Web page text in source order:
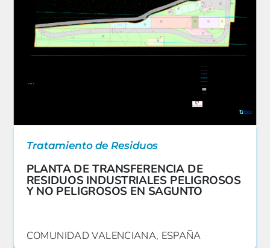
Tratamiento de Residuos
PLANTA DE TRANSFERENCIA DE
RESIDUOS INDUSTRIALES PELIGROSOS
Y NO PELIGROSOS EN SAGUNTO
COMUNIDAD VALENCIANA, ESPAÑA